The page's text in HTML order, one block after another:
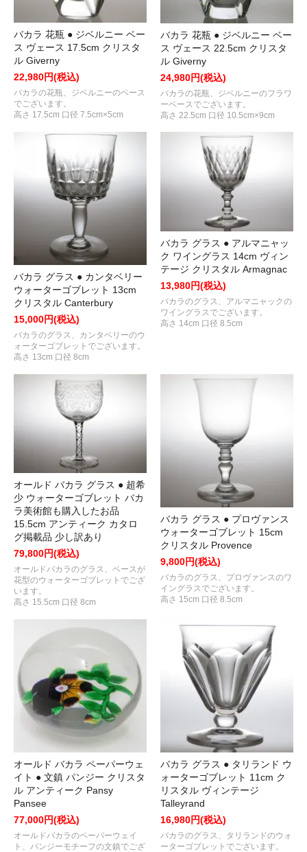
バカラ 花瓶 ● ジベルニー ベー
ス ヴェース 17.5cm クリスタ
ル Giverny
22,980円(税込)
バカラの花瓶、ジベルニーのベース
でございます。
高さ 17.5cm 口径 7.5cm×5cm
バカラ 花瓶 ● ジベルニー ベー
ス ヴェース 22.5cm クリスタ
ル Giverny
24,980円(税込)
バカラの花瓶、ジベルニーのフラワ
ーベースでございます。
高さ 22.5cm 口径 10.5cm×9cm
バカラ グラス ● カンタベリー
ウォーターゴブレット 13cm
クリスタル Canterbury
15,000円(税込)
バカラのグラス、カンタベリーのウ
ォーターゴブレットでございます。
高さ 13cm 口径 8cm
バカラ グラス ● アルマニャッ
ク ワイングラス 14cm ヴィン
テージ クリスタル Armagnac
13,980円(税込)
バカラのグラス、アルマニャックの
ワイングラスでございます。
高さ 14cm 口径 8.5cm
オールド バカラ グラス ● 超希
少 ウォーターゴブレット バカ
ラ美術館も購入したお品
15.5cm アンティーク カタロ
グ掲載品 少し訳あり
79,800円(税込)
オールドバカラのグラス、ベースが
花型のウォーターゴブレットでござ
います。
高さ 15.5cm 口径 8cm
バカラ グラス ● プロヴァンス
ウォーターゴブレット 15cm
クリスタル Provence
9,800円(税込)
バカラのグラス、プロヴァンスのワ
イングラスでございます。
高さ 15cm 口径 8.5cm
オールド バカラ ペーパーウェ
イト ● 文鎮 パンジー クリスタ
ル アンティーク Pansy
Pansee
77,000円(税込)
オールドバカラのペーパーウェイ
ト、パンジーモチーフの文鎮でござ
バカラ グラス ● タリランド ウ
ォーターゴブレット 11cm ク
リスタル ヴィンテージ
Talleyrand
16,980円(税込)
バカラのグラス、タリランドのウォ
ーターゴブレットでございます。